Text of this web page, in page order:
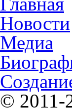
Новости
Медиа
© 2011-